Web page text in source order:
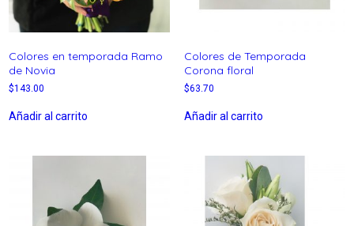
Colores en temporada Ramo
de Novia
$143.00
Añadir al carrito
Colores de Temporada
Corona floral
$63.70
Añadir al carrito